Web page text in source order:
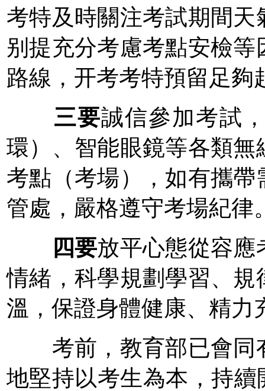
考特及時關注考試期間天
别提充分考慮考點安檢
路線，开考考特預留足夠
三要誠信參加考試
環）、智能眼鏡等各類
考點（考場），如有攜
管處，嚴格遵守考場紀律
四要放平心態從容應
情緒，科學規劃學習、
溫，保證身體健康、精力
考前，教育部已會同
地堅持以考生為本，持